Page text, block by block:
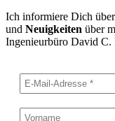
Ich informiere Dich
und Neuigkeiten über
Ingenieurbüro David C.